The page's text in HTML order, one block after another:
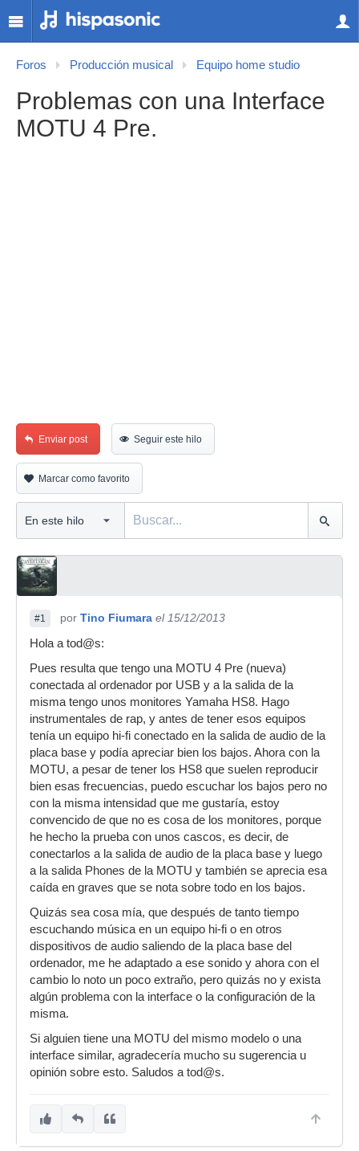
Foros Producción musical Equipo home studio
Problemas con una Interface
MOTU 4 Pre.
Enviar post Seguir este hilo
Marcar como favorito
#1 por Tino Fiumara el 15/12/2013
Hola a tod@s:
Pues resulta que tengo una MOTU 4 Pre (nueva)
conectada al ordenador por USB y a la salida de la
misma tengo unos monitores Yamaha HS8. Hago
instrumentales de rap, y antes de tener esos equipos
tenía un equipo hi-fi conectado en la salida de audio de la
placa base y podía apreciar bien los bajos. Ahora con la
MOTU, a pesar de tener los HS8 que suelen reproducir
bien esas frecuencias, puedo escuchar los bajos pero no
con la misma intensidad que me gustaría, estoy
convencido de que no es cosa de los monitores, porque
he hecho la prueba con unos cascos, es decir, de
conectarlos a la salida de audio de la placa base y luego
a la salida Phones de la MOTU y también se aprecia esa
caída en graves que se nota sobre todo en los bajos.
Quizás sea cosa mía, que después de tanto tiempo
escuchando música en un equipo hi-fi o en otros
dispositivos de audio saliendo de la placa base del
ordenador, me he adaptado a ese sonido y ahora con el
cambio lo noto un poco extraño, pero quizás no y exista
algún problema con la interface o la configuración de la
misma.
Si alguien tiene una MOTU del mismo modelo o una
interface similar, agradecería mucho su sugerencia u
opinión sobre esto. Saludos a tod@s.